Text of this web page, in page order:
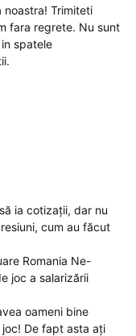
noastra! Trimiteti
fara regrete. Nu sunt
spatele
ia cotizații, dar nu
cum au făcut
Romania Ne-
joc a salarizării
oameni bine
De fapt asta ați